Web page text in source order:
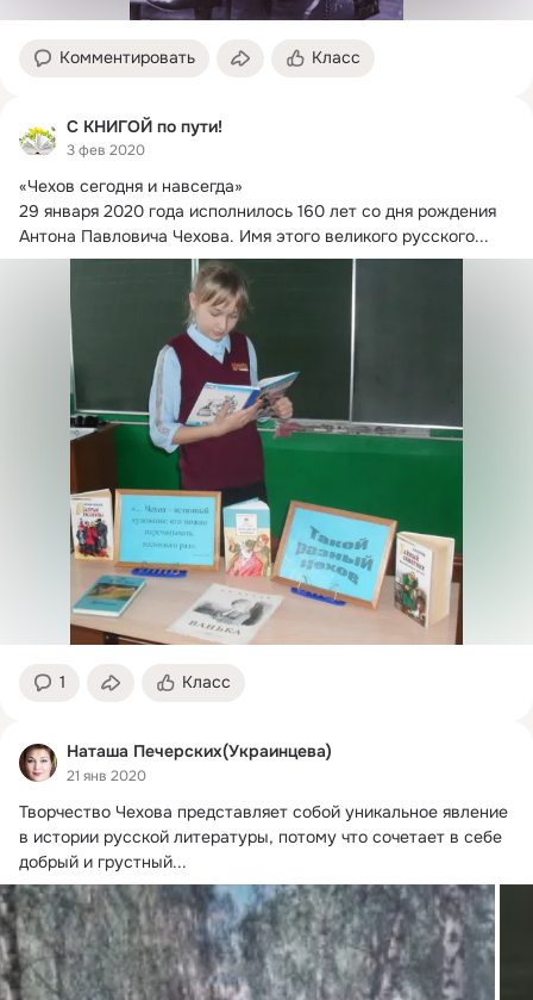
Комментировать Класс
С КНИГОЙ по пути!
3 фев 2020
«Чехов сегодня и навсегда»
29 января 2020 года исполнилось 160 лет со дня рождения
Антона Павловича Чехова. Имя этого великого русского...
1 Класс
Наташа Печерских(Украинцева)
21 янв 2020
Творчество Чехова представляет собой уникальное явление
в истории русской литературы, потому что сочетает в себе
добрый и грустный...